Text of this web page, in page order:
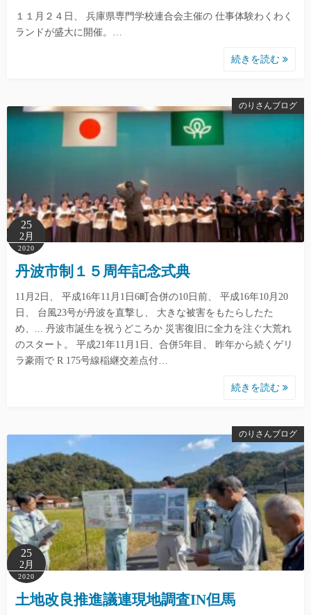
１１月２４日、 兵庫県専門学校連合会主催の 仕事体験わくわく
ランドが盛大に開催。…
続きを読む
のりさんブログ
25
2月
2020
丹波市制１５周年記念式典
11月2日、 平成16年11月1日6町合併の10日前、 平成16年10月20
日、 台風23号が丹波を直撃し、 大きな被害をもたらしたた
め、... 丹波市誕生を祝うどころか 災害復旧に全力を注ぐ大荒れ
のスタート。 平成21年11月1日、合併5年目、 昨年から続くゲリ
ラ豪雨で R 175号線稲継交差点付…
続きを読む
のりさんブログ
25
2月
2020
土地改良推進議連現地調査IN但馬